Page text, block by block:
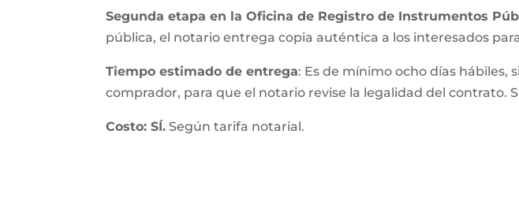
Segunda etapa en la Oficina de Registro de Instrumentos
pública, el notario entrega copia auténtica a los interesados
Tiempo estimado de entrega: Es de mínimo ocho días
comprador, para que el notario revise la legalidad del contrato.
Costo: SÍ. Según tarifa notarial.